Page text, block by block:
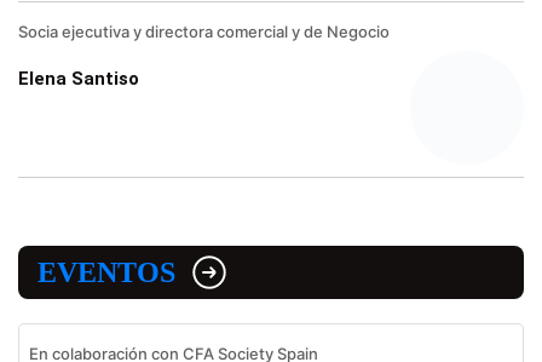
Socia ejecutiva y directora comercial y de Negocio
Elena Santiso
EVENTOS
En colaboración con CFA Society Spain